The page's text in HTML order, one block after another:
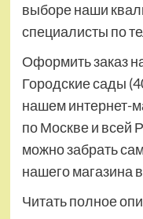
выборе наши
специалисты по
Оформить заказ
Городские сады
нашем интернет-
по Москве и всей
можно забрать
нашего магазина
Читать полное